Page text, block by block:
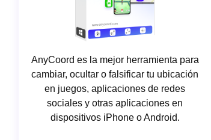
AnyCoord es la mejor herramienta para
cambiar, ocultar o falsificar tu ubicación
en juegos, aplicaciones de redes
sociales y otras aplicaciones en
dispositivos iPhone o Android.